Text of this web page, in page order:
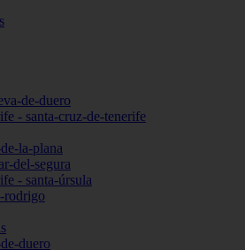
de-duero
- santa-cruz-de-tenerife
la-plana
del-segura
- santa-úrsula
rodrigo
duero